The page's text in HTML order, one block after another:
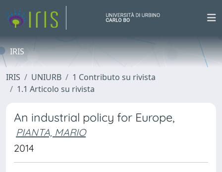
IRIS
IRIS UNIURB
1 Contributo su rivista
1.1 Articolo su rivista
An industrial policy for Europe,
PIANTA, MARIO
2014